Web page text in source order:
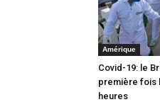
Amérique
Covid-19: le
première fois
heures